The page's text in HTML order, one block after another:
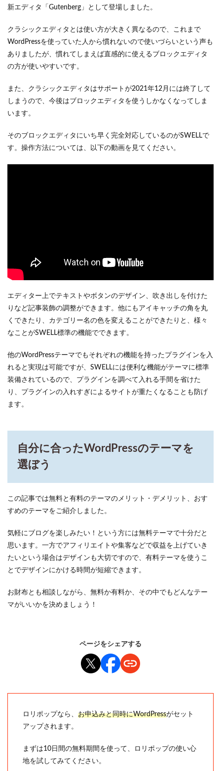
新エディタ「Gutenberg」として登場しました。
クラシックエディタとは使い方が大きく異なるので、これまで
WordPressを使っていた人から慣れないので使いづらいという声も
ありましたが、慣れてしまえば直感的に使えるブロックエディタ
の方が使いやすいです。
また、クラシックエディタはサポートが2021年12月には終了して
しまうので、今後はブロックエディタを使うしかなくなってしま
います。
そのブロックエディタにいち早く完全対応しているのがSWELLで
す。操作方法については、以下の動画を見てください。
エディター上でテキストやボタンのデザイン、吹き出しを付けた
りなど記事装飾の調整ができます。他にもアイキャッチの角を丸
くできたり、カテゴリー名の色を変えることができたりと、様々
なことがSWELL標準の機能でできます。
他のWordPressテーマでもそれぞれの機能を持ったプラグインを入
れると実現は可能ですが、SWELLには便利な機能がテーマに標準
装備されているので、プラグインを調べて入れる手間を省けた
り、プラグインの入れすぎによるサイトが重たくなることも防げ
ます。
自分に合ったWordPressのテーマを
選ぼう
この記事では無料と有料のテーマのメリット・デメリット、おす
すめのテーマをご紹介しました。
気軽にブログを楽しみたい！という方には無料テーマで十分だと
思います。一方でアフィリエイトや集客などで収益を上げていき
たいという場合はデザインも大切ですので、有料テーマを使うこ
とでデザインにかける時間が短縮できます。
お財布とも相談しながら、無料か有料か、その中でもどんなテー
マがいいかを決めましょう！
ページをシェアする
ロリポップなら、 お申込みと同時にWordPressがセット
アップされます。
まずは10日間の無料期間を使って、ロリポップの使い心
地を試してみてください。